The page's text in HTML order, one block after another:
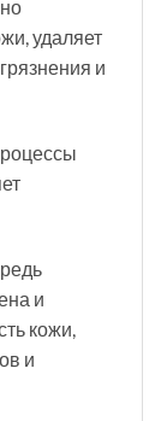
удаляет
и
и
кожи,
и